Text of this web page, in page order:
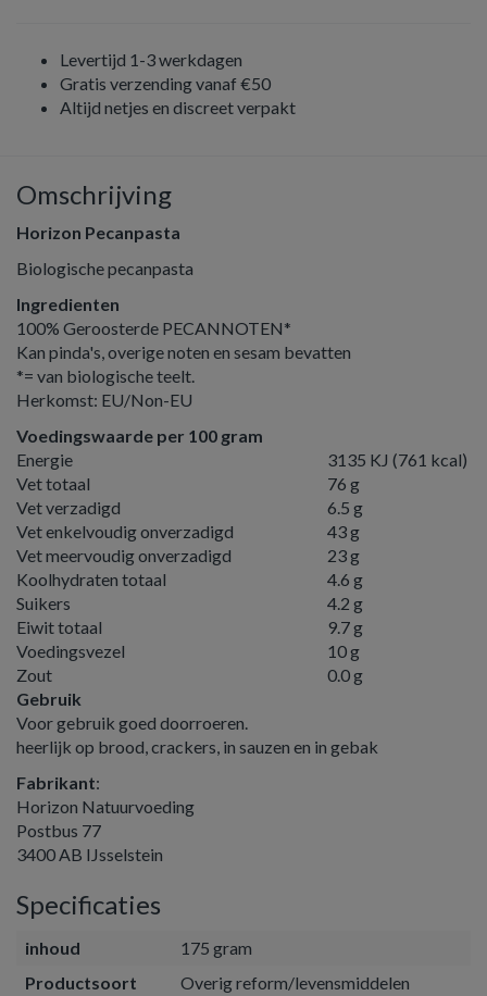
Levertijd 1-3 werkdagen
Gratis verzending vanaf €50
Altijd netjes en discreet verpakt
Omschrijving
Horizon Pecanpasta
Biologische pecanpasta
Ingredienten
100% Geroosterde PECANNOTEN*
Kan pinda's, overige noten en sesam bevatten
*= van biologische teelt.
Herkomst: EU/Non-EU
Voedingswaarde per 100 gram
Energie
3135 KJ (761 kcal)
Vet totaal
76 g
Vet verzadigd
6.5 g
Vet enkelvoudig onverzadigd
43 g
Vet meervoudig onverzadigd
23 g
Koolhydraten totaal
4.6 g
Suikers
4.2 g
Eiwit totaal
9.7 g
Voedingsvezel
10 g
Zout
0.0 g
Gebruik
Voor gebruik goed doorroeren.
heerlijk op brood, crackers, in sauzen en in gebak
Fabrikant:
Horizon Natuurvoeding
Postbus 77
3400 AB IJsselstein
Specificaties
inhoud
175 gram
Productsoort
Overig reform/levensmiddelen